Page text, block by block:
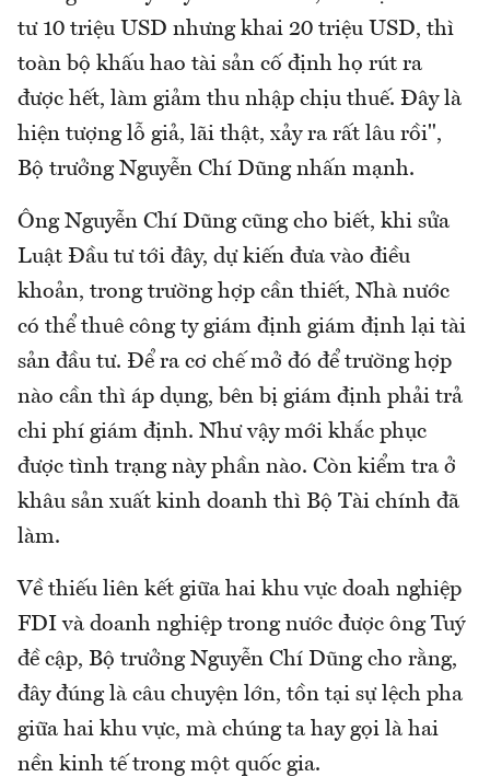
tư 10 triệu USD nhưng khai 20 triệu USD, thì
toàn bộ khấu hao tài sản cố định họ rút ra
được hết, làm giảm thu nhập chịu thuế. Đây là
hiện tượng lỗ giả, lãi thật, xảy ra rất lâu rồi",
Bộ trưởng Nguyễn Chí Dũng nhấn mạnh.
Ông Nguyễn Chí Dũng cũng cho biết, khi sửa
Luật Đầu tư tới đây, dự kiến đưa vào điều
khoản, trong trường hợp cần thiết, Nhà nước
có thể thuê công ty giám định giám định lại tài
sản đầu tư. Để ra cơ chế mở đó để trường hợp
nào cần thì áp dụng, bên bị giám định phải trả
chi phí giám định. Như vậy mới khắc phục
được tình trạng này phần nào. Còn kiểm tra ở
khâu sản xuất kinh doanh thì Bộ Tài chính đã
làm.
Về thiếu liên kết giữa hai khu vực doah nghiệp
FDI và doanh nghiệp trong nước được ông Tuý
đề cập, Bộ trưởng Nguyễn Chí Dũng cho rằng,
đây đúng là câu chuyện lớn, tồn tại sự lệch pha
giữa hai khu vực, mà chúng ta hay gọi là hai
nền kinh tế trong một quốc gia.